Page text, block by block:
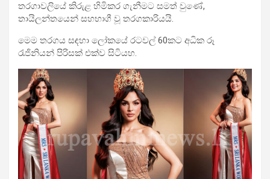
තරගාවලියේ කිරුළ හිමිකර ගැනීමට සමත් වුණේ,
තායිලන්තයෙන් සහභාගී වූ තරගකාරියයි.
මෙම තරගය සඳහා ලෝකයේ රටවල් 60කට අධික රූ
රැජිනියන් පිරිසක් එක්ව සිටියහ.